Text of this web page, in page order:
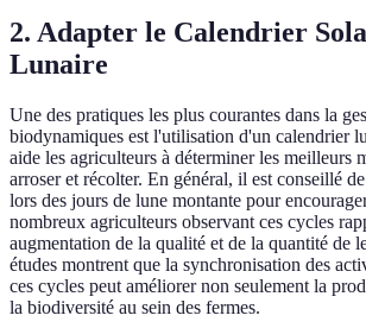
2. Adapter le Calendrier
Lunaire
Une des pratiques les plus courantes dans la
biodynamiques est l'utilisation d'un calendrier
aide les agriculteurs à déterminer les meilleurs
arroser et récolter. En général, il est conseillé
lors des jours de lune montante pour
nombreux agriculteurs observant ces cycles
augmentation de la qualité et de la quantité de
études montrent que la synchronisation des
ces cycles peut améliorer non seulement la
la biodiversité au sein des fermes.